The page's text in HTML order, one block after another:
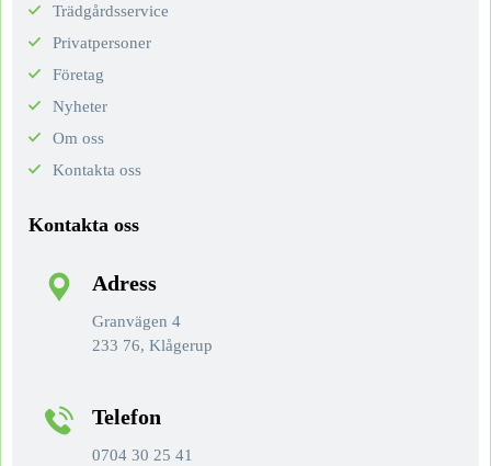
Trädgårdsservice
Privatpersoner
Företag
Nyheter
Om oss
Kontakta oss
Kontakta oss
Adress
Granvägen 4
233 76, Klågerup
Telefon
0704 30 25 41